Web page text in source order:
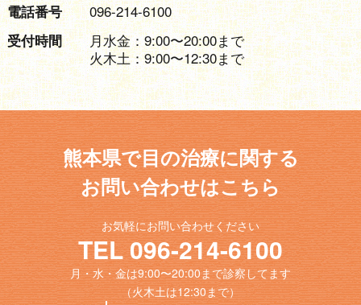
電話番号 096-214-6100
受付時間
月水金：9:00〜20:00まで
火木土：9:00〜12:30まで
熊本県で目の治療に関する
お問い合わせはこちら
お気軽にお問い合わせください
TEL 096-214-6100
月・水・金は9:00〜20:00まで診察してます
（火木土は12:30まで）